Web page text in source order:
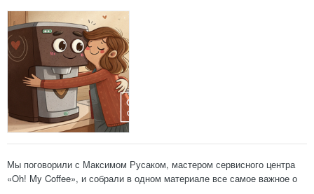
Мы поговорили с Максимом Русаком, мастером сервисного центра
«Oh! My Coffee», и собрали в одном материале все самое важное о